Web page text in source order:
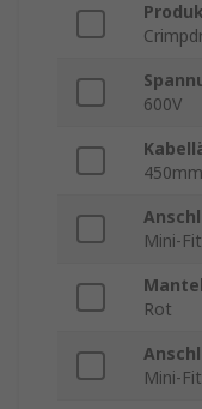
600V
450mm
Mini-
Rot
Mini-